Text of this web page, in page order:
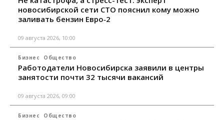
новосибирской сети СТО пояснил кому можно
заливать бензин Евро‑2
09 августа 2026, 10:00
Бизнес Общество
Работодатели Новосибирска заявили в центры
занятости почти 32 тысячи вакансий
09 августа 2026, 09:00
Бизнес Общество